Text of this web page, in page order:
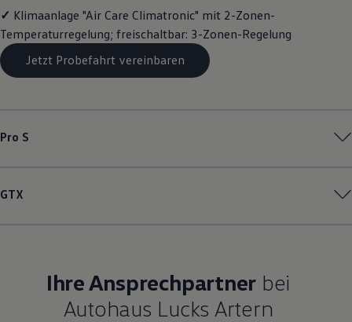
Transport
Familie
Elektromobilität
Volkswagen R
Pannen- und Unfallhilfe
Volkswagen Kundenbetreuung
✓ Klimaanlage "Air Care Climatronic" mit 2-Zonen-
Temperaturregelung; freischaltbar: 3-Zonen-Regelung
Jetzt Probefahrt vereinbaren
Pro S
GTX
Ihre Ansprechpartner bei
Autohaus Lucks Artern